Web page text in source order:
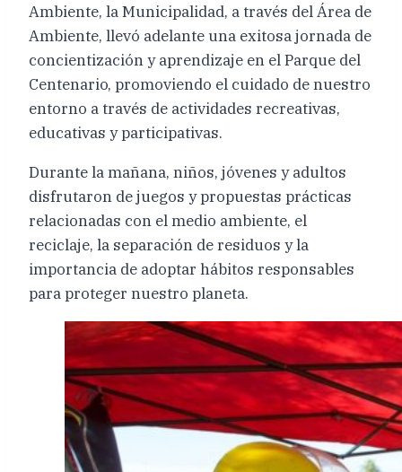
Ambiente, la Municipalidad, a través del Área de
Ambiente, llevó adelante una exitosa jornada de
concientización y aprendizaje en el Parque del
Centenario, promoviendo el cuidado de nuestro
entorno a través de actividades recreativas,
educativas y participativas.
Durante la mañana, niños, jóvenes y adultos
disfrutaron de juegos y propuestas prácticas
relacionadas con el medio ambiente, el
reciclaje, la separación de residuos y la
importancia de adoptar hábitos responsables
para proteger nuestro planeta.